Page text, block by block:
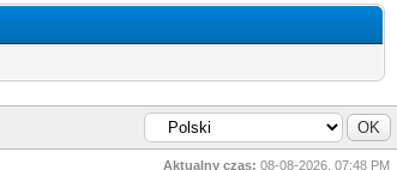
Aktualny czas: 08-08-2026, 07:48 PM